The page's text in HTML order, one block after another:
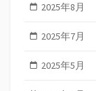
2025年8月
2025年7月
2025年5月